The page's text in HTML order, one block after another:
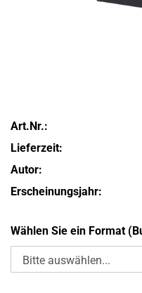
Art.Nr.:
Lieferzeit:
Autor:
Erscheinungsjahr:
Wählen Sie ein Format